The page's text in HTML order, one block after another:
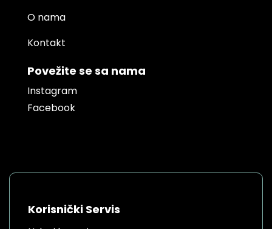
O nama
Kontakt
Povežite se sa nama
Instagram
Facebook
Korisnički Servis